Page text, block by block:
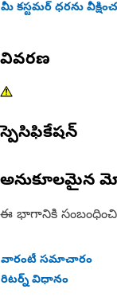
మీ కస్టమర్ ధరను
వివరణ
స్పెసిఫికేషన్
అనుకూలమైన
ఈ భాగానికి సంబంధించి
వారంటీ సమాచారం
రిటర్న్ విధానం